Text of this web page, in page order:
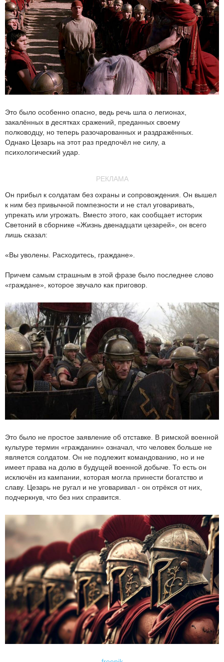
Это было особенно опасно, ведь речь шла о легионах,
закалённых в десятках сражений, преданных своему
полководцу, но теперь разочарованных и раздражённых.
Однако Цезарь на этот раз предпочёл не силу, а
психологический удар.
РЕКЛАМА
Он прибыл к солдатам без охраны и сопровождения. Он вышел
к ним без привычной помпезности и не стал уговаривать,
упрекать или угрожать. Вместо этого, как сообщает историк
Светоний в сборнике «Жизнь двенадцати цезарей», он всего
лишь сказал:
«Вы уволены. Расходитесь, граждане».
Причем самым страшным в этой фразе было последнее слово
«граждане», которое звучало как приговор.
Это было не простое заявление об отставке. В римской военной
культуре термин «гражданин» означал, что человек больше не
является солдатом. Он не подлежит командованию, но и не
имеет права на долю в будущей военной добыче. То есть он
исключён из кампании, которая могла принести богатство и
славу. Цезарь не ругал и не уговаривал - он отрёкся от них,
подчеркнув, что без них справится.